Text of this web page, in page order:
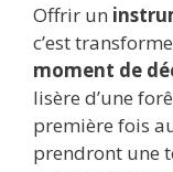
Offrir un
c’est
moment de
lisère d’une
première fois
prendront une